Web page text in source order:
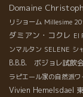
Domaine
リショーム Millesime
ダミアン・コクレ El
ンマルタン SELENE シ
B.B.B. ボジョレ試飲
ラピエール家の自然派
Vivien Hemelsdael